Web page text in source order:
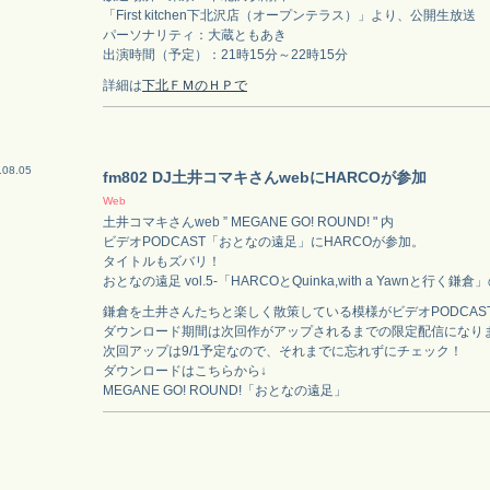
「First kitchen下北沢店（オープンテラス）」より、公開生放送
パーソナリティ：大蔵ともあき
出演時間（予定）：21時15分～22時15分
詳細は下北ＦＭのＨＰで
fm802 DJ土井コマキさんwebにHARCOが参加
Web
土井コマキさんweb ” MEGANE GO! ROUND! " 内
ビデオPODCAST「おとなの遠足」にHARCOが参加。
タイトルもズバリ！
おとなの遠足 vol.5-「HARCOとQuinka,with a Yawnと行く鎌倉
鎌倉を土井さんたちと楽しく散策している模様がビデオ
ダウンロード期間は次回作がアップされるまでの限定配信になり
次回アップは9/1予定なので、それまでに忘れずにチェック！
ダウンロードはこちらから↓
MEGANE GO! ROUND!「おとなの遠足」